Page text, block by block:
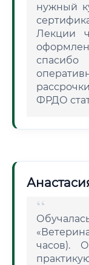
нужный
Лекции
ФРДО
часов).